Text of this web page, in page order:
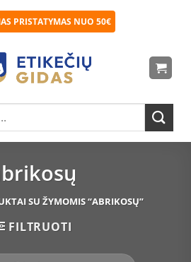
PRISTATYMAS NUO 50€
SU ŽYMOMIS “ABRIKOSŲ”
FILTRUOTI